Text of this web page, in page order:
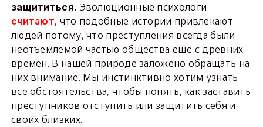
защититься. Эволюционные психологи
считают, что подобные истории привлекают
людей потому, что преступления всегда были
неотъемлемой частью общества ещё с древних
времён. В нашей природе заложено обращать на
них внимание. Мы инстинктивно хотим узнать
все обстоятельства, чтобы понять, как заставить
преступников отступить или защитить себя и
своих близких.